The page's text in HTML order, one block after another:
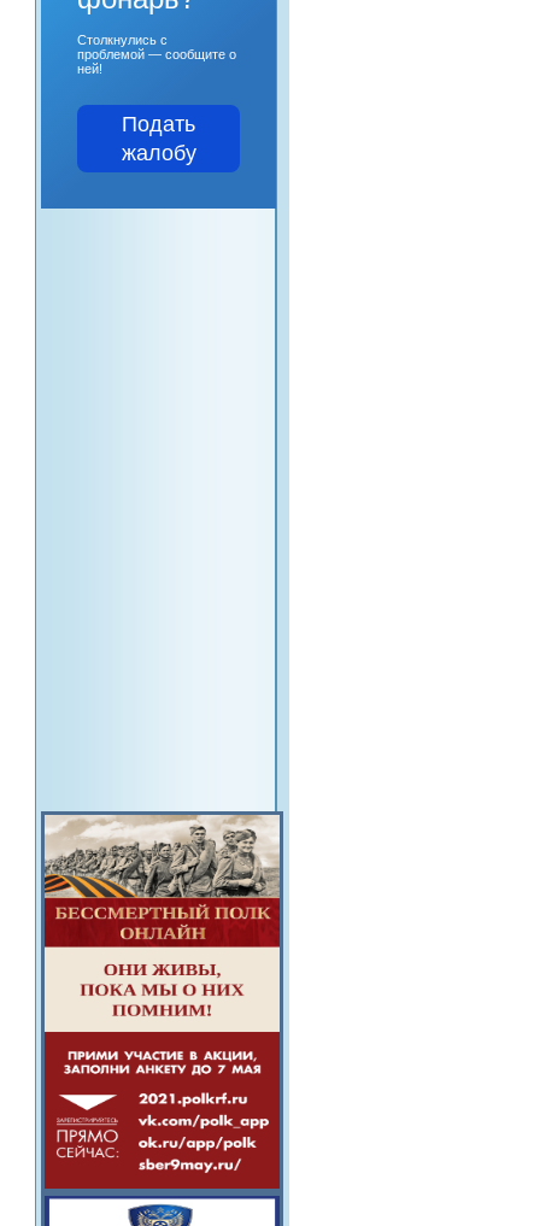
Столкнулись с
проблемой — сообщите о
ней!
Подать
жалобу